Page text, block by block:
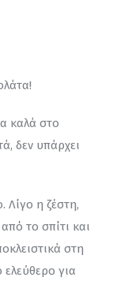
καλά στο
δεν υπάρχει
Λίγο η ζέστη,
το σπίτι και
στη
για